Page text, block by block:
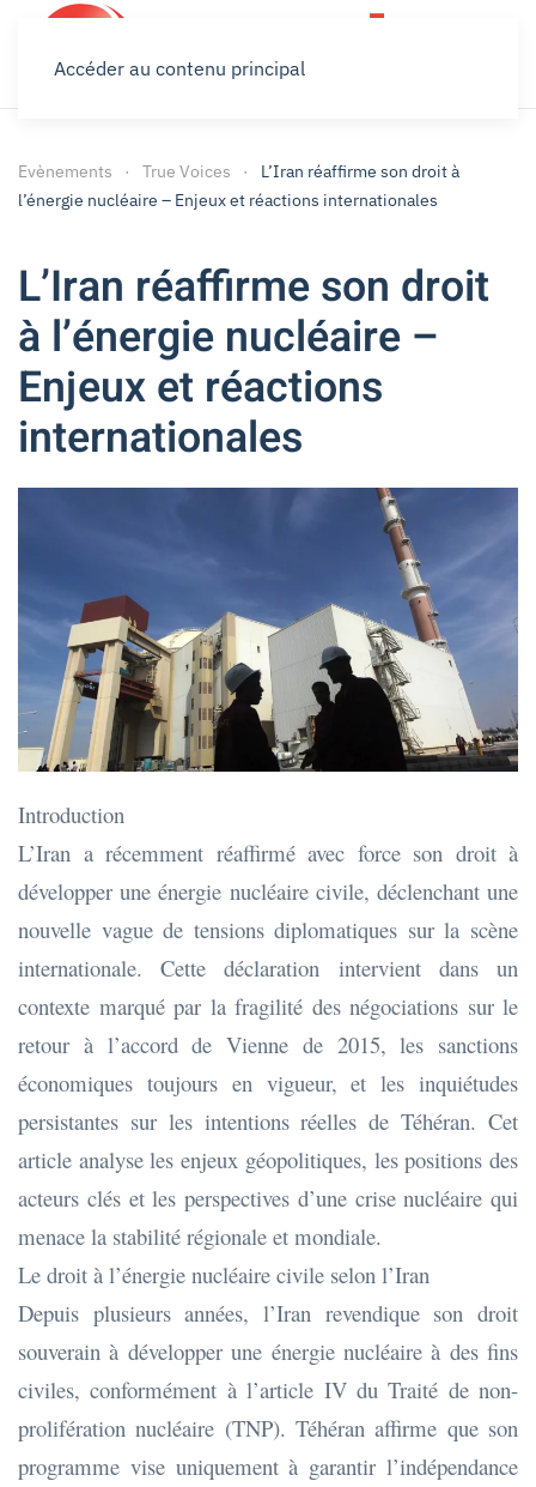
Accéder au contenu principal
Evènements True Voices
L’Iran réaffirme son droit à
l’énergie nucléaire – Enjeux et réactions internationales
L’Iran réaffirme son droit
à l’énergie nucléaire –
Enjeux et réactions
internationales
Introduction
L’Iran a récemment réaffirmé avec force son droit à
développer une énergie nucléaire civile, déclenchant une
nouvelle vague de tensions diplomatiques sur la scène
internationale. Cette déclaration intervient dans un
contexte marqué par la fragilité des négociations sur le
retour à l’accord de Vienne de 2015, les sanctions
économiques toujours en vigueur, et les inquiétudes
persistantes sur les intentions réelles de Téhéran. Cet
article analyse les enjeux géopolitiques, les positions des
acteurs clés et les perspectives d’une crise nucléaire qui
menace la stabilité régionale et mondiale.
Le droit à l’énergie nucléaire civile selon l’Iran
Depuis plusieurs années, l’Iran revendique son droit
souverain à développer une énergie nucléaire à des fins
civiles, conformément à l’article IV du Traité de non-
prolifération nucléaire (TNP). Téhéran affirme que son
programme vise uniquement à garantir l’indépendance